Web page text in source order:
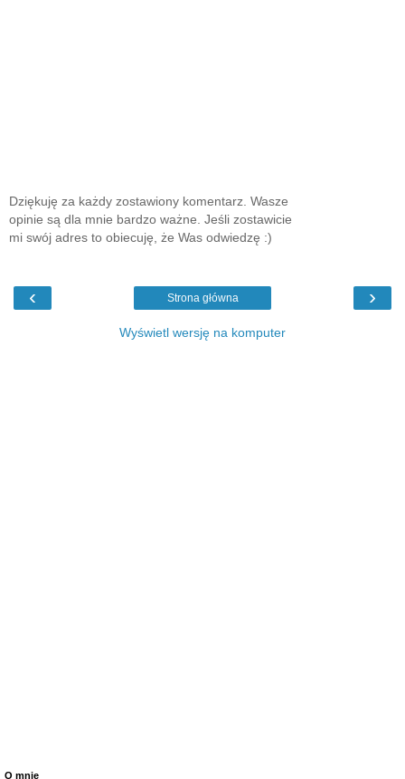
Dziękuję za każdy zostawiony komentarz. Wasze
opinie są dla mnie bardzo ważne. Jeśli zostawicie
mi swój adres to obiecuję, że Was odwiedzę :)
‹ ›
Strona główna
Wyświetl wersję na komputer
O mnie